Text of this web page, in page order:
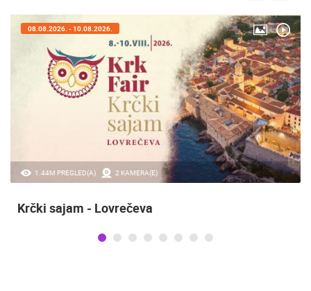
1.44M PREGLED(A) 2 KAMERA(E)
08.08.2026. - 10.08.2026.
Krčki sajam - Lovrečeva